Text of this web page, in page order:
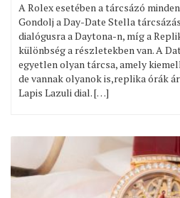
A Rolex esetében a tárcsázó
Gondolj a Day-Date Stella
dialógusra a Daytona-n, míg a
különbség a részletekben van. A
egyetlen olyan tárcsa, amely
de vannak olyanok is,replika órák
Lapis Lazuli dial. […]